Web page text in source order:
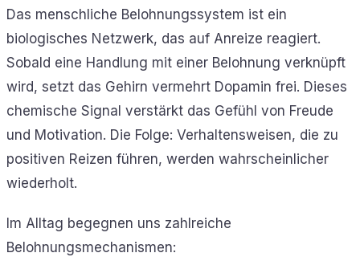
Das menschliche Belohnungssystem ist ein
biologisches Netzwerk, das auf Anreize reagiert.
Sobald eine Handlung mit einer Belohnung verknüpft
wird, setzt das Gehirn vermehrt Dopamin frei. Dieses
chemische Signal verstärkt das Gefühl von Freude
und Motivation. Die Folge: Verhaltensweisen, die zu
positiven Reizen führen, werden wahrscheinlicher
wiederholt.
Im Alltag begegnen uns zahlreiche
Belohnungsmechanismen: